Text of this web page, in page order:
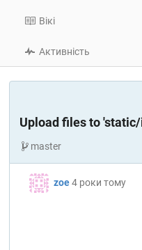
Вікі
Активність
Upload files to
master
zoe 4 роки тому